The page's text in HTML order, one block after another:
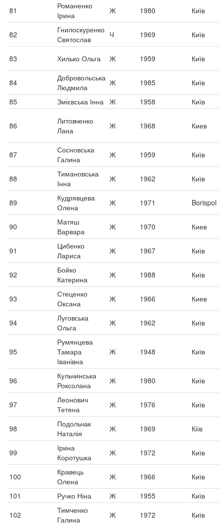
81
Романенко
Ірина
Ж 1980 Київ
82
Гнилоскуренко
Святослав
Ч 1969 Київ
83 Хилько Ольга Ж 1959 Київ
84
Добровольська
Людмила
Ж 1985
Київ
85
Змієвська Інна Ж 1958 Київ
86
Литовченко
Лана
Ж 1968 Киев
87
Сосновська
Галина
Ж 1959 Київ
88
Тимановська
Інна
Ж 1962 Київ
89
Кудрявцева
Олена
Ж 1971 Borispol
90
Матяш
Варвара
Ж 1970 Киев
91
Цибенко
Лариса
Ж 1967 Київ
92
Бойко
Катерина
Ж 1988 Київ
93
Стеценко
Оксана
Ж 1966 Киев
94
Луговська
Ольга
Ж 1962 Київ
95
Румянцева
Тамара
Іванівна
Ж 1948 Київ
96
Кульчинська
Роксолана
Ж 1980 Київ
97
Леонович
Тетяна
Ж 1976 Київ
98
Подольчак
Наталія
Ж 1969 Кіїв
99
Ірина
Коротушка
Ж 1972 Київ
100
Кравець
Олена
Ж 1966
Київ
101
Ручко Ніна Ж 1955
Київ
102
Тимченко
Галина
Ж 1972 Київ